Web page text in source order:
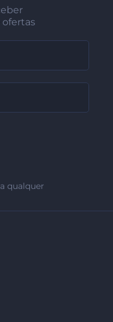
ofertas
qualquer